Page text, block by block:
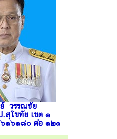
ย์ วรรณชัย
.สุโขทัย เขต ๑
๑๖๑๘๐ ต่อ ๑๒๑